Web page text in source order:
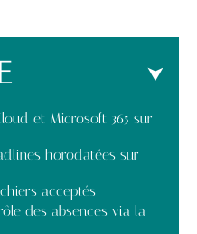
et Microsoft 365 sur
horodatées sur
acceptés
des absences via la